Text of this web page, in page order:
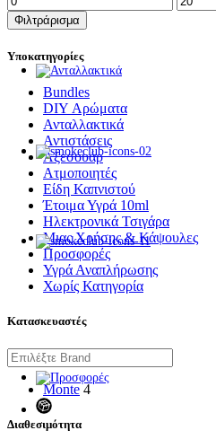
Φιλτράρισμα
Υποκατηγορίες
Bundles
DIY Αρώματα
Ανταλλακτικά
Αντιστάσεις
Αξεσουάρ
Ατμοποιητές
Είδη Καπνιστού
Έτοιμα Υγρά 10ml
Ηλεκτρονικά Τσιγάρα
Μιας Χρήσης & Κάψουλες
Προσφορές
Υγρά Αναπλήρωσης
Χωρίς Κατηγορία
Κατασκευαστές
Monte 4
Διαθεσιμότητα